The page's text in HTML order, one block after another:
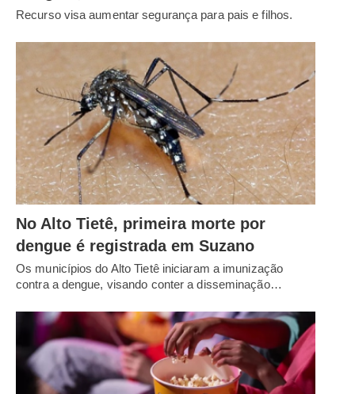
Recurso visa aumentar segurança para pais e filhos.
No Alto Tietê, primeira morte por
dengue é registrada em Suzano
Os municípios do Alto Tietê iniciaram a imunização
contra a dengue, visando conter a disseminação…